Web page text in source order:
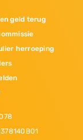
geld terug
herroeping